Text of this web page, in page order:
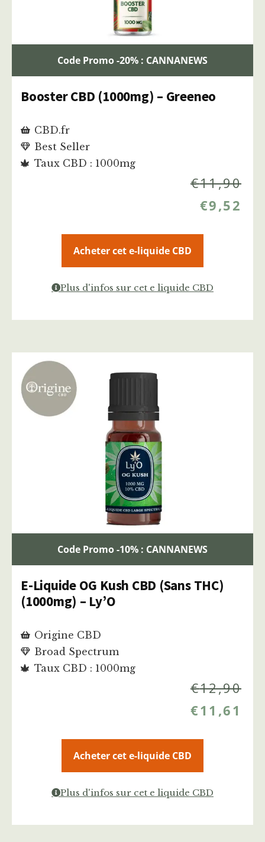
Code Promo -20% : CANNANEWS
Booster CBD (1000mg) – Greeneo
CBD.fr
Best Seller
Taux CBD : 1000mg
€11,90
€9,52
Acheter cet e-liquide CBD
Plus d'infos sur cet e liquide CBD
Code Promo -10% : CANNANEWS
E-Liquide OG Kush CBD (Sans THC)
(1000mg) – Ly’O
Origine CBD
Broad Spectrum
Taux CBD : 1000mg
€12,90
€11,61
Acheter cet e-liquide CBD
Plus d'infos sur cet e liquide CBD